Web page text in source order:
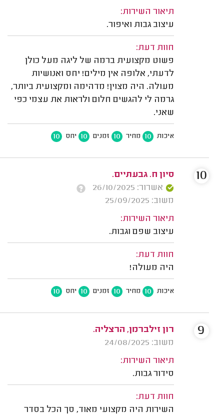
תיאור השירות:
עיצוב גבות ואיפור.
חוות דעת:
פשוט מקצועית ברמה של ליגה מעל כולן
לדעתי, אלופה אין מילים! יחס ואנושיות
מעולה. היה מצוין! מדהימה ומקצועית ביותר,
גרמה לי להגשים חלום ולראות את עצמי כפי
שאני.
איכות 10 מחיר 10 זמנים 10 יחס 10
סיון ח. גבעתיים.
אשרור: 26/10/2025
משוב: 25/09/2025
תיאור השירות:
עיצוב שפם וגבות.
חוות דעת:
היה מעולה!
איכות 10 מחיר 10 זמנים 10 יחס 10
10
רון זילברמן, הרצליה.
משוב: 24/08/2025
תיאור השירות:
סידור גבות.
חוות דעת:
השירות היה מקצועי מאוד, סך הכל בסדר
9